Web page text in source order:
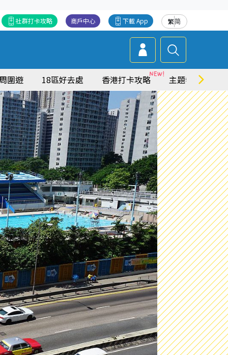
繁简
下載 App
商戶中心
社群打卡攻略
圍遊 18區好去處 香港打卡攻略 主題特集